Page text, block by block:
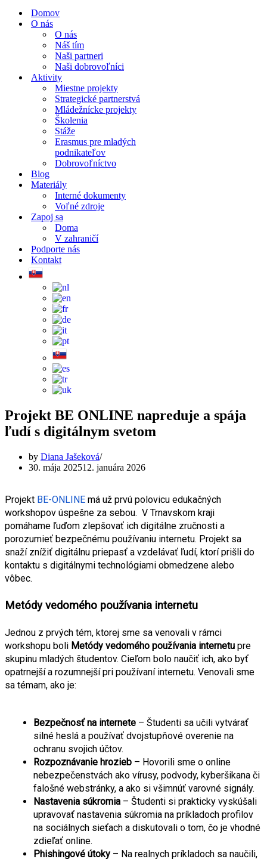
Domov
O nás
O nás
Náš tím
Naši partneri
Naši dobrovoľníci
Aktivity
Miestne projekty
Strategické partnerstvá
Mládežnícke projekty
Školenia
Stáže
Erasmus pre mladých
podnikateľov
Dobrovoľníctvo
Blog
Materiály
Interné dokumenty
Voľné zdroje
Zapoj sa
Doma
V zahraničí
Podporte nás
Kontakt
Projekt BE ONLINE napreduje a spája
ľudí s digitálnym svetom
by Diana Jašeková
30. mája 202512. januára 2026
Projekt BE-ONLINE má už prvú polovicu edukačných
workshopov úspešne za sebou.  V Trnavskom kraji
pomáhame ľuďom zlepšovať ich digitálne zručnosti a
porozumieť bezpečnému používaniu internetu. Projekt sa
snaží znížiť digitálnu priepasť a vzdelávať ľudí, ktorí prišli do
kontaktu s digitálnymi technológiami obmedzene alebo
vôbec.
Metódy vedomého používania internetu
Jednou z prvých tém, ktorej sme sa venovali v rámci
workshopu boli Metódy vedomého používania internetu pre
skupinu mladých študentov. Cieľom bolo naučiť ich, ako byť
opatrnejší a rozumnejší pri používaní internetu. Venovali sme
sa témam, ako je:
Bezpečnosť na internete – Študenti sa učili vytvárať
silné heslá a používať dvojstupňové overenie na
ochranu svojich účtov.
Rozpoznávanie hrozieb – Hovorili sme o online
nebezpečenstvách ako vírusy, podvody, kyberšikana či
falošné webstránky, a ako si všimnúť varovné signály.
Nastavenia súkromia – Študenti si prakticky vyskúšali
upravovať nastavenia súkromia na príkladoch profilov
na sociálnych sieťach a diskutovali o tom, čo je vhodné
zdieľať online.
Phishingové útoky – Na realnych príkladoch sa naučili,